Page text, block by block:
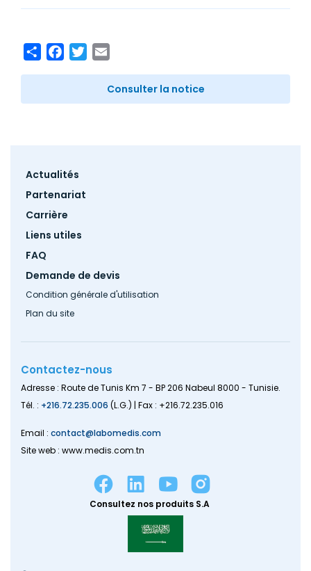
ShareFacebook
Twitter
Consulter la notice
Footer
Actualités
Partenariat
Carrière
Liens utiles
FAQ
Demande de devis
Condition générale d'utilisation
Plan du site
Contactez-nous
Adresse : Route de Tunis Km 7 - BP 206 Nabeul 8000 - Tunisie.
Tél. : +216.72.235.006 (L.G.) | Fax : +216.72.235.016
Email : contact@labomedis.com
Site web : www.medis.com.tn
Consultez nos produits S.A